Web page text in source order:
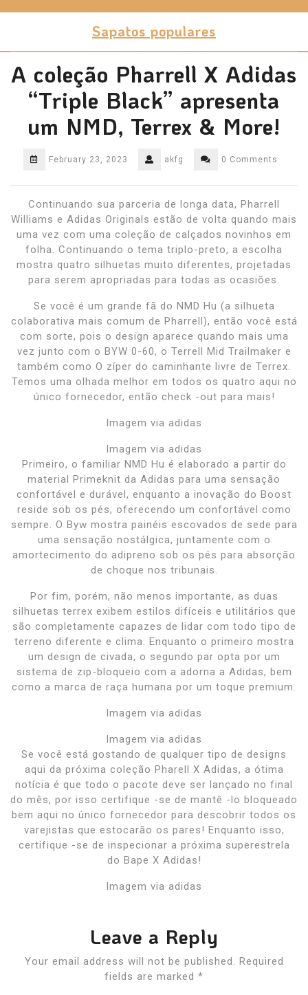
Sapatos populares
A coleção Pharrell X Adidas
“Triple Black” apresenta
um NMD, Terrex & More!
February 23, 2023 akfg 0 Comments
Continuando sua parceria de longa data, Pharrell
Williams e Adidas Originals estão de volta quando mais
uma vez com uma coleção de calçados novinhos em
folha. Continuando o tema triplo-preto, a escolha
mostra quatro silhuetas muito diferentes, projetadas
para serem apropriadas para todas as ocasiões.
Se você é um grande fã do NMD Hu (a silhueta
colaborativa mais comum de Pharrell), então você está
com sorte, pois o design aparece quando mais uma
vez junto com o BYW 0-60, o Terrell Mid Trailmaker e
também como O zíper do caminhante livre de Terrex.
Temos uma olhada melhor em todos os quatro aqui no
único fornecedor, então check -out para mais!
Imagem via adidas
Imagem via adidas
Primeiro, o familiar NMD Hu é elaborado a partir do
material Primeknit da Adidas para uma sensação
confortável e durável, enquanto a inovação do Boost
reside sob os pés, oferecendo um confortável como
sempre. O Byw mostra painéis escovados de sede para
uma sensação nostálgica, juntamente com o
amortecimento do adipreno sob os pés para absorção
de choque nos tribunais.
Por fim, porém, não menos importante, as duas
silhuetas terrex exibem estilos difíceis e utilitários que
são completamente capazes de lidar com todo tipo de
terreno diferente e clima. Enquanto o primeiro mostra
um design de civada, o segundo par opta por um
sistema de zip-bloqueio com a adorna a Adidas, bem
como a marca de raça humana por um toque premium.
Imagem via adidas
Imagem via adidas
Se você está gostando de qualquer tipo de designs
aqui da próxima coleção Pharell X Adidas, a ótima
notícia é que todo o pacote deve ser lançado no final
do mês, por isso certifique -se de mantê -lo bloqueado
bem aqui no único fornecedor para descobrir todos os
varejistas que estocarão os pares! Enquanto isso,
certifique -se de inspecionar a próxima superestrela
do Bape X Adidas!
Imagem via adidas
Leave a Reply
Your email address will not be published.
Required
fields are marked *